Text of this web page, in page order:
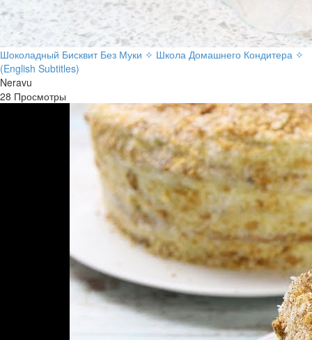
Шоколадный Бисквит Без Муки ✧ Школа Домашнего Кондитера ✧
(English Subtitles)
Neravu
28 Просмотры